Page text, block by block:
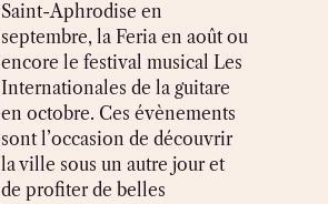
Saint-Aphrodise en
septembre, la Feria en août ou
encore le festival musical Les
Internationales de la guitare
en octobre. Ces évènements
sont l’occasion de découvrir
la ville sous un autre jour et
de profiter de belles